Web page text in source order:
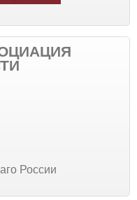
России